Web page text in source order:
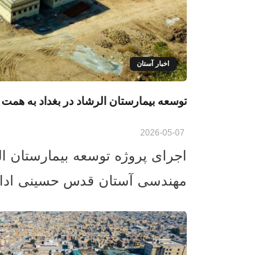
اخبار آستان
توسعه بیمارستان الرشاد در بغداد به
اجرای پروژه توسعه
مهندسی آستان قدس حسینی